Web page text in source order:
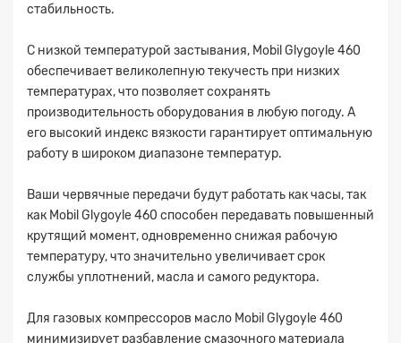
стабильность.
С низкой температурой застывания, Mobil Glygoyle 460
обеспечивает великолепную текучесть при низких
температурах, что позволяет сохранять
производительность оборудования в любую погоду. А
его высокий индекс вязкости гарантирует оптимальную
работу в широком диапазоне температур.
Ваши червячные передачи будут работать как часы, так
как Mobil Glygoyle 460 способен передавать повышенный
крутящий момент, одновременно снижая рабочую
температуру, что значительно увеличивает срок
службы уплотнений, масла и самого редуктора.
Для газовых компрессоров масло Mobil Glygoyle 460
минимизирует разбавление смазочного материала
Заявка на расчет